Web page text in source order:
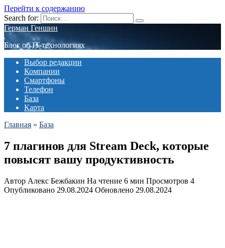
Перейти к содержанию
Search for:
Герман Геншин
Блог об IT-технологиях
Выбор редакции
Компании
Смартфоны
Телефон
База
Карта
Главная » База
7 плагинов для Stream Deck, которые
повысят вашу продуктивность
Автор Алекс Бежбакин На чтение 6 мин Просмотров 4
Опубликовано 29.08.2024 Обновлено 29.08.2024